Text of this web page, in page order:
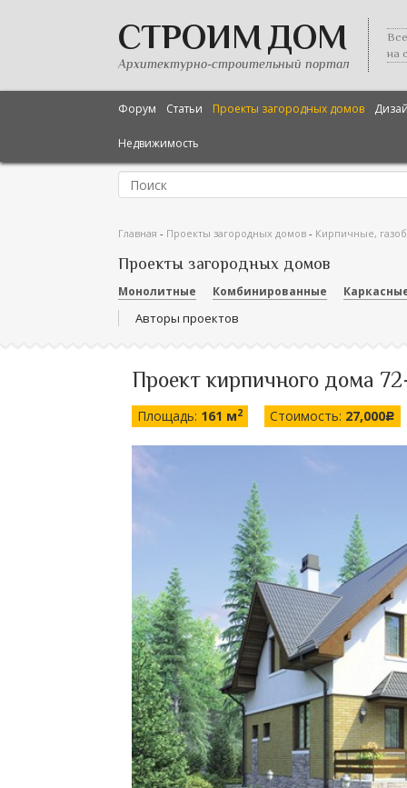
СТРОИМ ДОМ
Архитектурно-строительный портал
на
Форум Статьи Проекты загородных домов
Недвижимость
Главная - Проекты загородных домов - Кирпичные,
Проекты загородных домов
Монолитные Комбинированные
Авторы проектов
Проект кирпичного дома
Площадь: 161 м2 Стоимость: 27,000c